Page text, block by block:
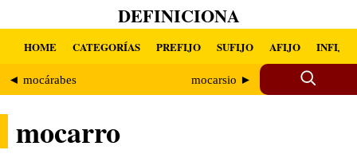
DEFINICIONA
HOME CATEGORÍAS PREFIJO SUFIJO AFIJO INFIJO
◄ mocárabes mocarsio ►
mocarro